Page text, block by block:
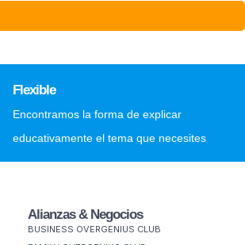
Flexible
Encontramos la forma de explicar
educativamente el tema que necesites
Alianzas & Negocios
BUSINESS OVERGENIUS CLUB